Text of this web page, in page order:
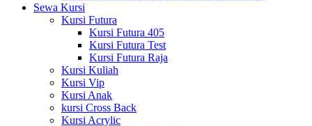
Sewa Kursi
Kursi Futura
Kursi Futura 405
Kursi Futura Test
Kursi Futura Raja
Kursi Kuliah
Kursi Vip
Kursi Anak
kursi Cross Back
Kursi Acrylic